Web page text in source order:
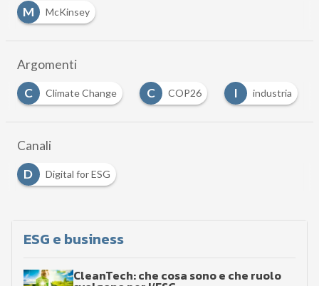
M
McKinsey
Argomenti
Climate Change C COP26 I industria I
Canali
D
Digital for ESG
ESG e business
CleanTech: che cosa sono e che ruolo